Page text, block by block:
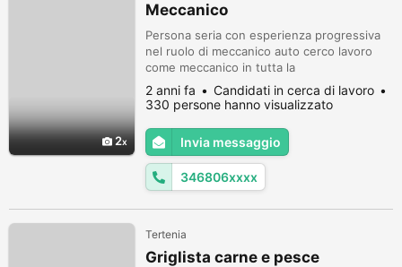
2
Meccanico
Persona seria con esperienza progressiva
nel ruolo di meccanico auto cerco lavoro
come meccanico in tutta la
Sardegna.Richiedo stipendio adeguato e
possibilmente alloggio.
2 anni fa
Candidati in cerca di lavoro
330 persone hanno visualizzato
Invia messaggio
346806xxxx
Tertenia
Griglista carne e pesce